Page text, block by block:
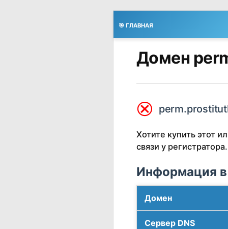
🎯 ГЛАВНАЯ
Домен
⮿
Хотите купить этот
связи у регистратора.
Информация в
Домен
Сервер DNS